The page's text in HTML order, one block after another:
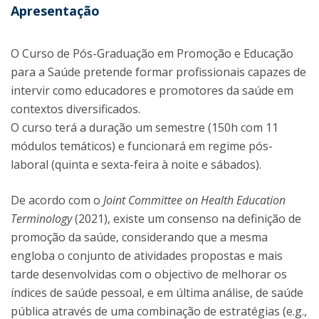
Apresentação
O Curso de Pós-Graduação em Promoção e Educação
para a Saúde pretende formar profissionais capazes de
intervir como educadores e promotores da saúde em
contextos diversificados.
O curso terá a duração um semestre (150h com 11
módulos temáticos) e funcionará em regime pós-
laboral (quinta e sexta-feira à noite e sábados).
De acordo com o Joint Committee on Health Education
Terminology(2021), existe um consenso na definição de
promoção da saúde, considerando que a mesma
engloba o conjunto de atividades propostas e mais
tarde desenvolvidas com o objectivo de melhorar os
índices de saúde pessoal, e em última análise, de saúde
pública através de uma combinação de estratégias (e.g.,